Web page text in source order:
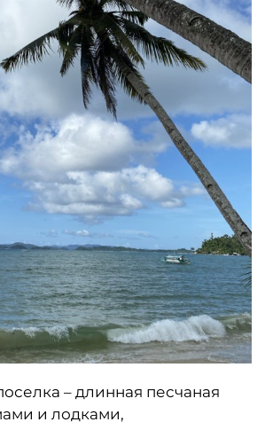
– длинная песчаная
и лодками,